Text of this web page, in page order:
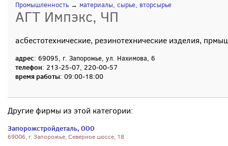
Промышленность → материалы, сырье, вторсырье
АГТ Импэкс, ЧП
асбестотехнические, резинотехнические изделия,
адрес: 69095, г. Запорожье, ул. Нахимова, 6
телефон: 213-25-07, 220-00-57
время работы: 09:00-18:00
Другие фирмы из этой категории:
Запорожстройдеталь, ООО
69006, г. Запорожье, Северное шоссе, 18